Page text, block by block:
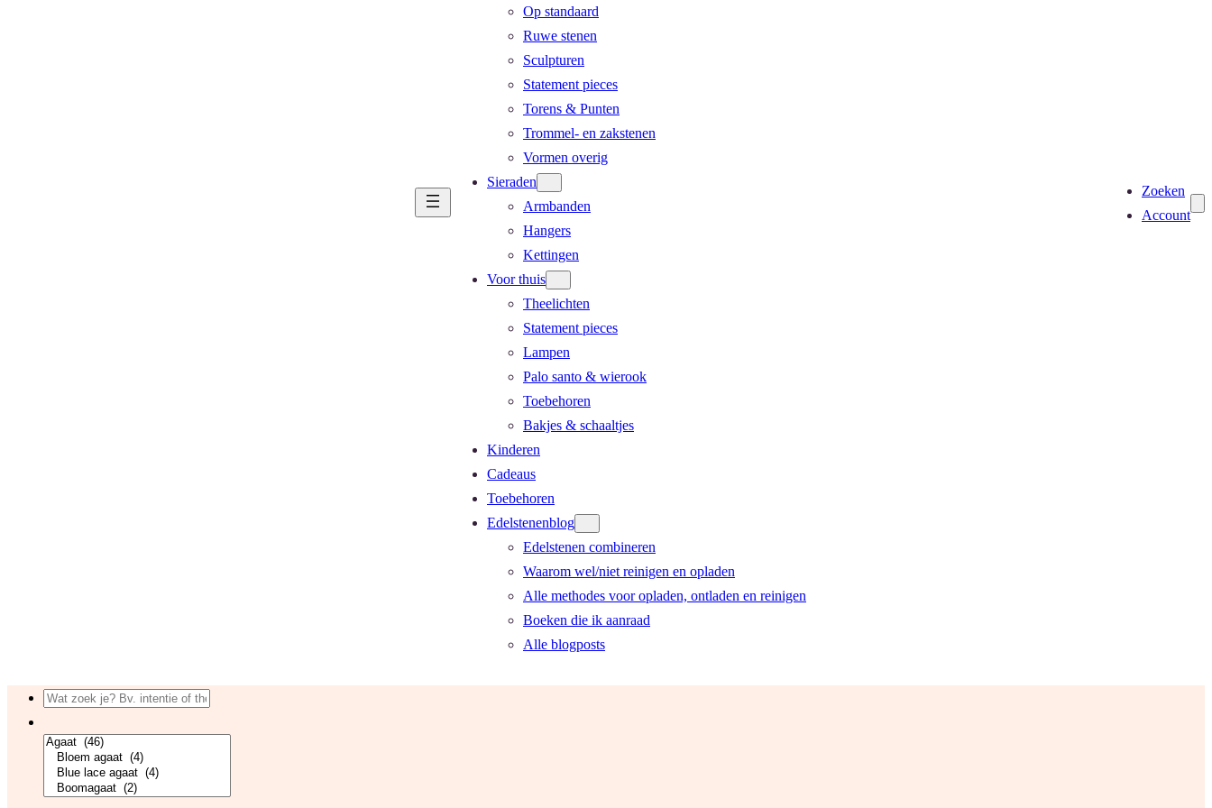
Op standaard
Ruwe stenen
Sculpturen
Statement pieces
Torens & Punten
Trommel- en zakstenen
Vormen overig
Sieraden
Armbanden
Hangers
Kettingen
Voor thuis
Theelichten
Statement pieces
Lampen
Palo santo & wierook
Toebehoren
Bakjes & schaaltjes
Kinderen
Cadeaus
Toebehoren
Edelstenenblog
Edelstenen combineren
Waarom wel/niet reinigen en opladen
Alle methodes voor opladen, ontladen en reinigen
Boeken die ik aanraad
Alle blogposts
Zoeken
Account